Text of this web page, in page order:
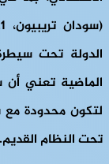
الدولة تحت
الماضية تعني أن
لتكون محدودة مع
تحت النظام القديم.